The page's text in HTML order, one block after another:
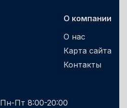
О компании
О нас
Карта сайта
Контакты
Пн-Пт 8:00-20:00